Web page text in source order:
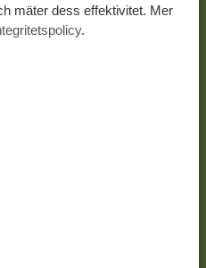
mäter dess effektivitet. Mer
.